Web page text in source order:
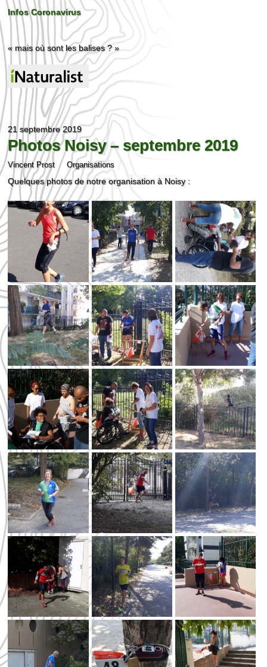
Infos Coronavirus
« mais où sont les balises ? »
21 septembre 2019
Photos Noisy – septembre 2019
Vincent Prost Organisations
Quelques photos de notre organisation à Noisy :